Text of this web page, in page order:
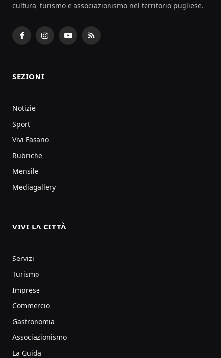
cultura, turismo e associazionismo nel territorio pugliese.
FacebookInstagramYouTubeRSS
SEZIONI
Notizie
Sport
Vivi Fasano
Rubriche
Mensile
Mediagallery
VIVI LA CITTÀ
Servizi
Turismo
Imprese
Commercio
Gastronomia
Associazionismo
La Guida